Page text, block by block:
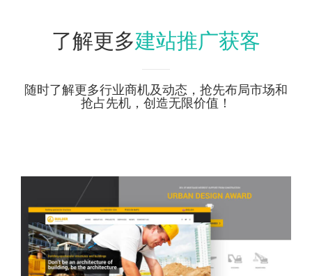
了解更多建站推广获客
随时了解更多行业商机及动态，抢先布局市场和
抢占先机，创造无限价值！